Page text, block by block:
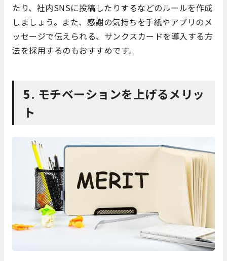
たり、社内SNSに投稿したりするなどのルールを作成
しましょう。また、感謝の気持ちを手紙やアプリのメ
ッセージで伝えられる、サンクスカードを導入する方
法を採用するのもおすすめです。
5. モチベーションを上げるメリッ
ト